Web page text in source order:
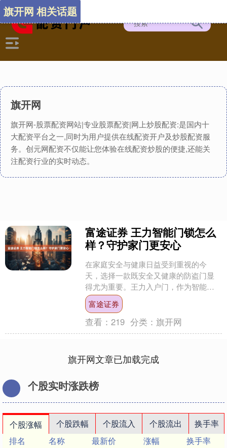
旗开网
旗开网-股票配资网站|专业股票配资|网上炒股配资:是国内十
大配资平台之一,同时为用户提供在线配资开户及炒股配资服
务。创元网配资不仅能让您体验在线配资炒股的便捷,还能关
注配资行业的实时动态。
旗开网 相关话题
富途证券 王力智能门锁怎么
样？守护家门更安心
在家庭安全与健康日益受到重视的今
天，选择一款既安全又健康的防盗门显
得尤为重要。王力入户门，作为智能门
产品全国销量遥遥领先的品牌，其旗下
的X70防盗门，凭借专利锁....
富途证券
查看：219 分类：旗开网
旗开网文章已加载完成
个股实时涨跌榜
个股涨幅 个股跌幅 个股流入 个股流出
换手率
排名
名称 最新价 涨幅
换手率